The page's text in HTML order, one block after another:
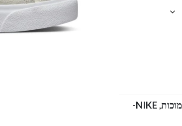
,
NIKE-